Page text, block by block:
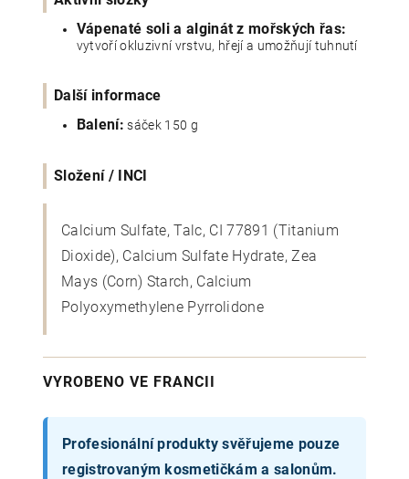
Vápenaté soli a alginát z mořských řas:
vytvoří okluzivní vrstvu, hřejí a umožňují tuhnutí
Další informace
Balení: sáček 150 g
Složení / INCI
Calcium Sulfate, Talc, CI 77891 (Titanium
Dioxide), Calcium Sulfate Hydrate, Zea
Mays (Corn) Starch, Calcium
Polyoxymethylene Pyrrolidone
VYROBENO VE FRANCII
Profesionální produkty svěřujeme pouze
registrovaným kosmetičkám a salonům.